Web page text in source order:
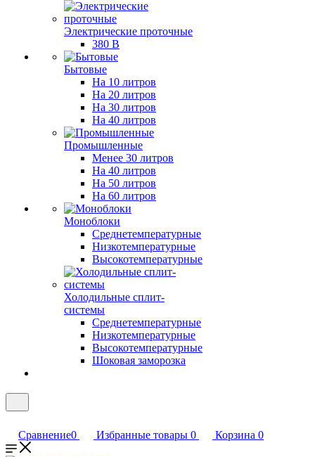
Электрические проточные
380 В
Бытовые
На 10 литров
На 20 литров
На 30 литров
На 40 литров
Промышленные
Менее 30 литров
На 40 литров
На 50 литров
На 60 литров
Моноблоки
Среднетемпературные
Низкотемпературные
Высокотемпературные
Холодильные сплит-
системы
Среднетемпературные
Низкотемпературные
Высокотемпературные
Шоковая заморозка
Сравнение0 Избранные товары 0 Корзина 0